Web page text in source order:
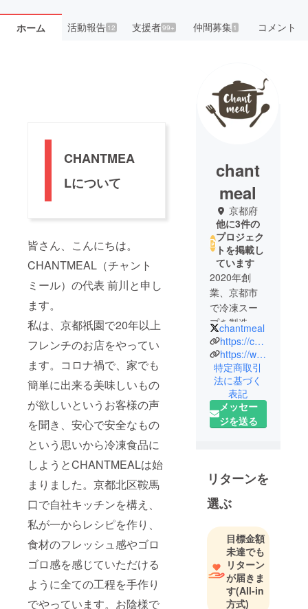
ホーム 活動報告12 支援者99+ 仲間募集 1 コメント
CHANTMEA
Lについて
皆さん、こんにちは。
CHANTMEAL（チャント
ミール）の代表 前川と申し
ます。
私は、京都祇園で20年以上
フレンチのお店をやってい
ます。コロナ禍で、家でも
簡単に出来る美味しいもの
が欲しいというお客様の声
を聞き、安心で安全なもの
という思いから冷凍食品に
しようとCHANTMEALは始
まりました。京都北区鞍馬
口で自社キッチンを構え、
私が一からレシピを作り、
食材のフレッシュ感やゴロ
ゴロ感を感じていただける
ように全ての工程を手作り
でやっています。お陰様で
chant
meal
京都府
他に3件の
プロジェク
トを掲載し
ています
2020年創
業、京都市
で冷凍スー
プを製造販
売していま
す。
関西、近畿
圏の百貨店
で販売して
いるほか、
カタログギ
京都市のふ
るさと納税
にも登録さ
す！
日本全国の
生産者さん
とコラボし
て、美味し
chantmeal
https://chantmeal.co.jp/
https://www.instagram.com/chantmeal_official/
特定商取引
法に基づく
表記
メッセー
ジを送る
リターンを
選ぶ
目標金額
未達でも
リターン
が届きま
す(All-in
方式)